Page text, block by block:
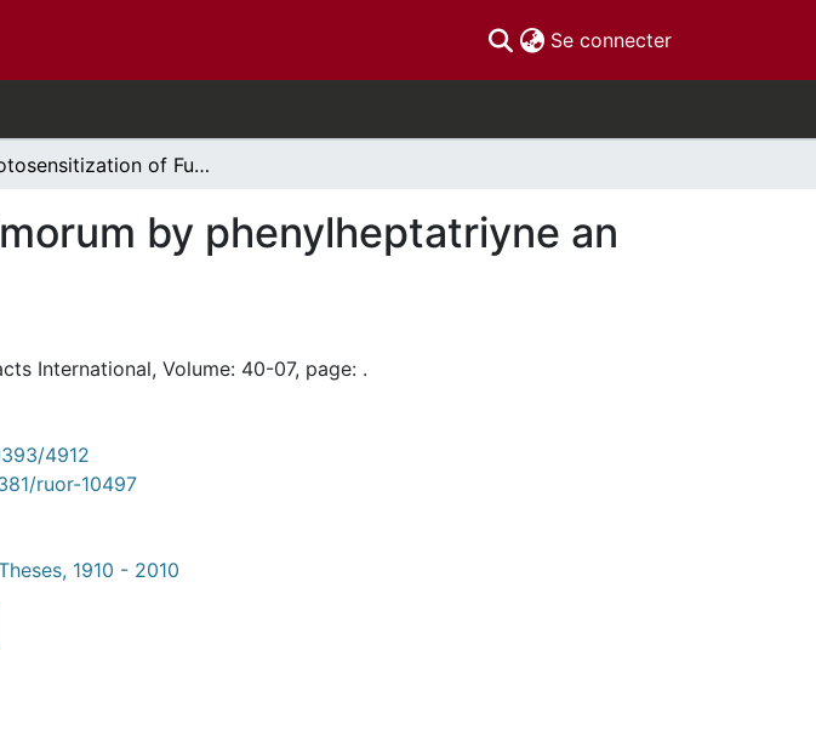
Se connecter(current)
Photosensitization of Fusarium culmorum by phenylheptatriyne an acetylene from the asteraceae.
by phenylheptatriyne an
International, Volume: 40-07, page: .
4912
ruor-10497
1910 - 2010